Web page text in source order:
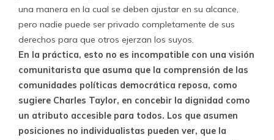
una manera en la cual se deben ajustar en su alcance,
pero nadie puede ser privado completamente de sus
derechos para que otros ejerzan los suyos.
En la práctica, esto no es incompatible con una visión
comunitarista que asuma que la comprensión de las
comunidades políticas democrática reposa, como
sugiere Charles Taylor, en concebir la dignidad como
un atributo accesible para todos. Los que asumen
posiciones no individualistas pueden ver, que la